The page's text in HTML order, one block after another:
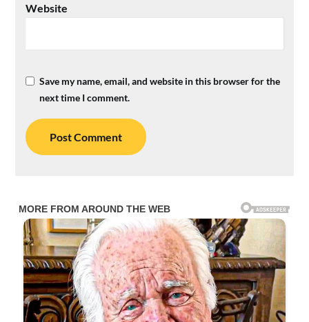
Website
Save my name, email, and website in this browser for the
next time I comment.